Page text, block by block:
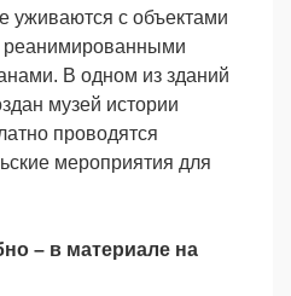
уживаются с объектами
реанимированными
В одном из зданий
музей истории
проводятся
мероприятия для
– в материале на